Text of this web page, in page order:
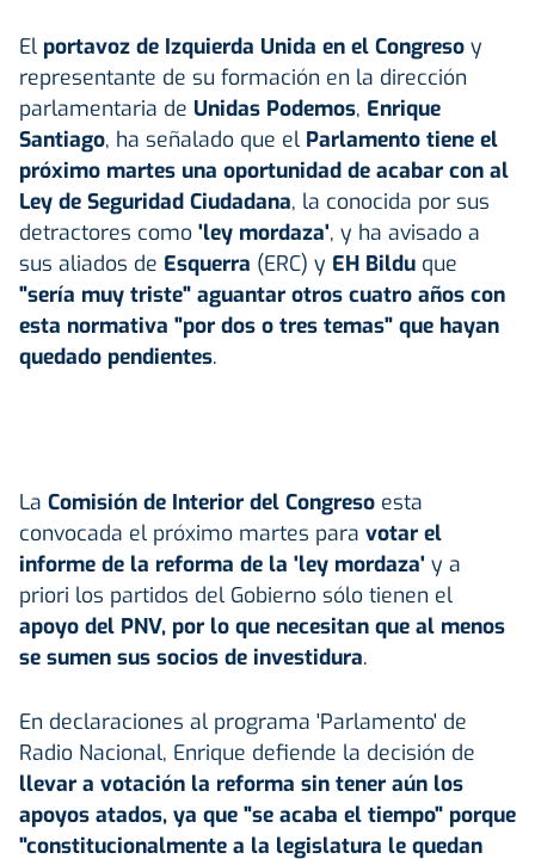
El portavoz de Izquierda Unida en el Congreso y
representante de su formación en la dirección
parlamentaria de Unidas Podemos, Enrique
Santiago, ha señalado que el Parlamento tiene el
próximo martes una oportunidad de acabar con al
Ley de Seguridad Ciudadana, la conocida por sus
detractores como 'ley mordaza', y ha avisado a
sus aliados de Esquerra (ERC) y EH Bildu que
"sería muy triste" aguantar otros cuatro años con
esta normativa "por dos o tres temas" que hayan
quedado pendientes.
La Comisión de Interior del Congreso esta
convocada el próximo martes para votar el
informe de la reforma de la 'ley mordaza' y a
priori los partidos del Gobierno sólo tienen el
apoyo del PNV, por lo que necesitan que al menos
se sumen sus socios de investidura.
En declaraciones al programa 'Parlamento' de
Radio Nacional, Enrique defiende la decisión de
llevar a votación la reforma sin tener aún los
apoyos atados, ya que "se acaba el tiempo" porque
"constitucionalmente a la legislatura le quedan